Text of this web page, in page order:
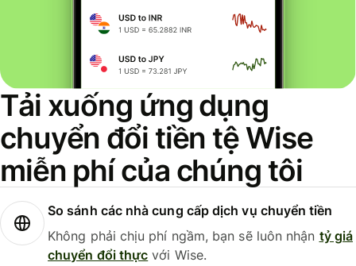
Tải xuống ứng dụng
chuyển đổi tiền tệ Wise
miễn phí của chúng tôi
So sánh các nhà cung cấp dịch vụ chuyển tiền
Không phải chịu phí ngầm, bạn sẽ luôn nhận tỷ giá
chuyển đổi thực với Wise.